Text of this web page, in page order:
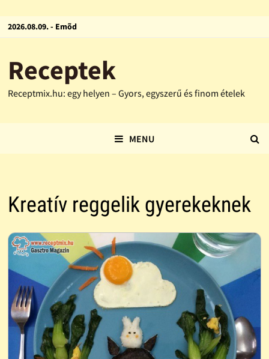
2026.08.09. - Emõd
Receptek
Receptmix.hu: egy helyen – Gyors, egyszerű és finom ételek
MENU
Kreatív reggelik gyerekeknek